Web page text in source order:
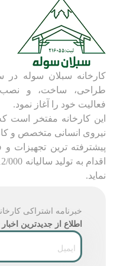
طراحی، ساخت، و
فعالیت خود را آغاز نمود.
نیروی انسانی متخصص و
پیشترفته ترین تجهیزات و
نماید.
خبرنامه اشتراکی
اطلاع از جدیدترین